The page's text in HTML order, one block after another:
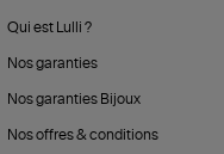
Qui est Lulli ?
Nos garanties
Nos garanties Bijoux
Nos offres & conditions